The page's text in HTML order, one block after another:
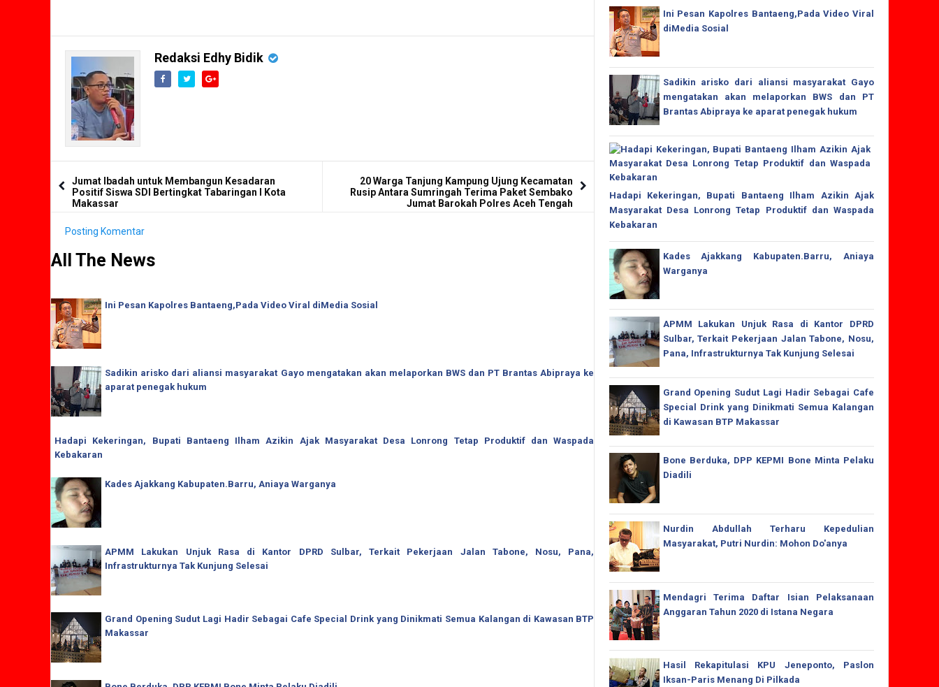
Redaksi Edhy Bidik
Jumat Ibadah untuk Membangun Kesadaran
Positif Siswa SDI Bertingkat Tabaringan I Kota
Makassar
20 Warga Tanjung Kampung Ujung Kecamatan
Rusip Antara Sumringah Terima Paket Sembako
Jumat Barokah Polres Aceh Tengah
Posting Komentar
All The News
Ini Pesan Kapolres Bantaeng,Pada Video Viral diMedia Sosial
Sadikin arisko dari aliansi masyarakat Gayo mengatakan akan melaporkan BWS dan PT Brantas Abipraya ke
aparat penegak hukum
Hadapi Kekeringan, Bupati Bantaeng Ilham Azikin Ajak Masyarakat Desa Lonrong Tetap Produktif dan Waspada
Kebakaran
Kades Ajakkang Kabupaten.Barru, Aniaya Warganya
APMM Lakukan Unjuk Rasa di Kantor DPRD Sulbar, Terkait Pekerjaan Jalan Tabone, Nosu, Pana,
Infrastrukturnya Tak Kunjung Selesai
Grand Opening Sudut Lagi Hadir Sebagai Cafe Special Drink yang Dinikmati Semua Kalangan di Kawasan BTP
Makassar
Ini Pesan Kapolres Bantaeng,Pada Video Viral
diMedia Sosial
Sadikin arisko dari aliansi masyarakat Gayo
mengatakan akan melaporkan BWS dan PT
Brantas Abipraya ke aparat penegak hukum
Hadapi Kekeringan, Bupati Bantaeng Ilham Azikin Ajak
Masyarakat Desa Lonrong Tetap Produktif dan Waspada
Kebakaran
Kades Ajakkang Kabupaten.Barru, Aniaya
Warganya
APMM Lakukan Unjuk Rasa di Kantor DPRD
Sulbar, Terkait Pekerjaan Jalan Tabone, Nosu,
Pana, Infrastrukturnya Tak Kunjung Selesai
Grand Opening Sudut Lagi Hadir Sebagai Cafe
Special Drink yang Dinikmati Semua Kalangan
di Kawasan BTP Makassar
Bone Berduka, DPP KEPMI Bone Minta Pelaku
Diadili
Nurdin Abdullah Terharu Kepedulian
Masyarakat, Putri Nurdin: Mohon Do'anya
Mendagri Terima Daftar Isian Pelaksanaan
Anggaran Tahun 2020 di Istana Negara
Hasil Rekapitulasi KPU Jeneponto, Paslon
Iksan-Paris Menang Di Pilkada